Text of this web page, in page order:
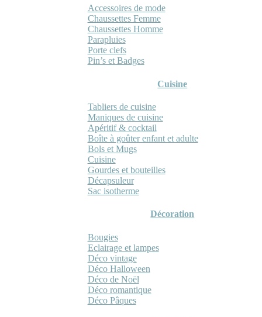
Accessoires de mode
Chaussettes Femme
Chaussettes Homme
Parapluies
Porte clefs
Pin’s et Badges
Cuisine
Tabliers de cuisine
Maniques de cuisine
Apéritif & cocktail
Boîte à goûter enfant et adulte
Bols et Mugs
Cuisine
Gourdes et bouteilles
Décapsuleur
Sac isotherme
Décoration
Bougies
Eclairage et lampes
Déco vintage
Déco Halloween
Déco de Noël
Déco romantique
Déco Pâques